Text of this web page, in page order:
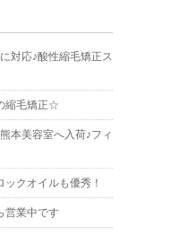
対応♪酸性縮毛矯正ス
縮毛矯正☆
本美容室へ入荷♪フィ
クオイルも優秀！
営業中です